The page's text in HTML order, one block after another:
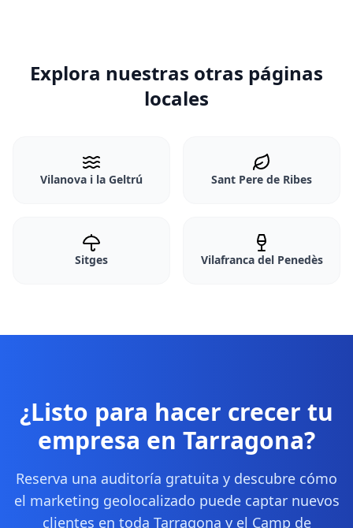
Explora nuestras otras páginas
locales
Vilanova i la Geltrú Sant Pere de Ribes
Sitges Vilafranca del Penedès
¿Listo para hacer crecer tu
empresa en Tarragona?
Reserva una auditoría gratuita y descubre cómo
el marketing geolocalizado puede captar nuevos
clientes en toda Tarragona y el Camp de